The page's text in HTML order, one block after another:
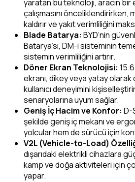
yaratan bu teknoloji, aracın
çalışmasını önceliklendirirken,
kaldırır ve yakıt verimliliğini
Blade Batarya: BYD’nin
Batarya’sı, DM-i sisteminin
sistemin verimliliğini artırır.
Döner Ekran Teknolojisi:
ekranı, dikey veya yatay
kullanıcı deneyimini
senaryolarına uyum sağlar.
Geniş İç Hacim ve Konfor: D-
şekilde geniş iç mekanı ve
yolcular hem de sürücü için
V2L (Vehicle-to-Load)
dışarıdaki elektrikli cihazlara
kamp ve doğa aktiviteleri için
yapar.